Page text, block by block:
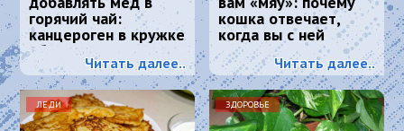
горячий чай:
канцероген в кружке
обеспечен?
Читать далее..
кошка отвечает,
когда вы с ней
разговариваете
Читать далее..
ЛЕДИ ЗДОРОВЬЕ